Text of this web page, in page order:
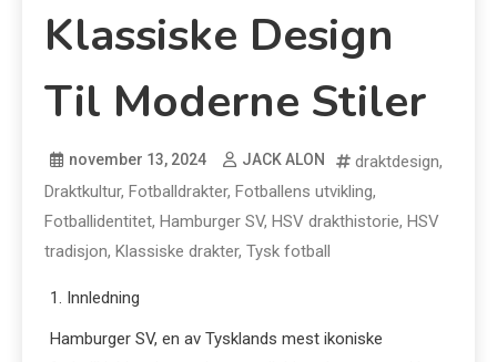
Klassiske Design
Til Moderne Stiler
november 13, 2024 JACK ALON draktdesign,
Draktkultur, Fotballdrakter, Fotballens utvikling,
Fotballidentitet, Hamburger SV, HSV drakthistorie, HSV
tradisjon, Klassiske drakter, Tysk fotball
1. Innledning
Hamburger SV, en av Tysklands mest ikoniske